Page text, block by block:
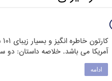
آمریکا می باشد. خلاصه داستان: دو
ادامه